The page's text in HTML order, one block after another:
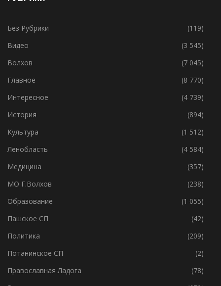
Без Рубрики
(119)
Видео
(3 545)
Волхов
(7 045)
Главное
(8 770)
Интересное
(4 739)
История
(894)
Культура
(1 512)
Ленобласть
(4 584)
Медицина
(357)
МО Г.Волхов
(238)
Образование
(1 055)
Пашское СП
(42)
Политика
(209)
Потанинское СП
(2)